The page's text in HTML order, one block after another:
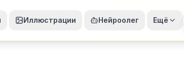
Иллюстрации Нейроолег Ещё